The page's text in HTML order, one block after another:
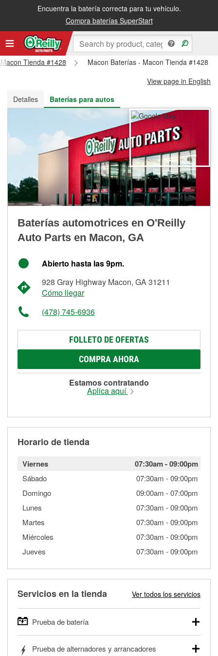
Encuentra la batería correcta para tu vehículo.
Compra baterías SuperStart
Recibe tu orden gratis al día siguiente o recógela en la tienda
Tienda #1428
Macon Baterías - Macon Tienda #1428
View page in English
Detalles
Baterías para autos
Baterías automotrices en O'Reilly
Auto Parts en Macon, GA
Abierto hasta las 9pm.
928 Gray Highway Macon, GA 31211
Cómo llegar
(478) 745-6936
FOLLETO DE OFERTAS
COMPRA AHORA
Estamos contratando
Aplica aquí
Horario de tienda
Viernes 07:30am-09:00pm
Sábado 07:30am -09:00pm
Domingo
09:00am -07:00pm
Lunes
07:30am -09:00pm
Martes
07:30am -09:00pm
Miércoles
07:30am -09:00pm
Jueves
07:30am -09:00pm
Servicios en la tienda Ver todos los servicios
Prueba de batería
autos, camionetas, SUVs, vehículos comerciales y
Prueba de alternadores y arrancadores